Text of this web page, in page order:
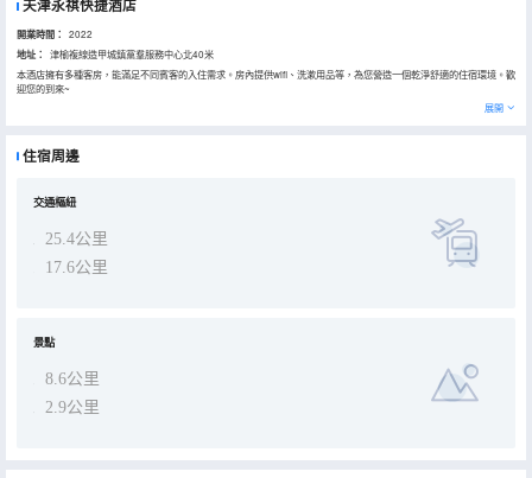
天津永祺快捷酒店
開業時間： 2022
地址：
津榆複線造甲城鎮黨羣服務中心北40米
本酒店擁有多種客房，能滿足不同賓客的入住需求。房內提供wifi、洗漱用品等，為您營造一個乾淨舒適的住宿環境。歡
迎您的到來~
展開
住宿周邊
交通樞紐
25.4公里
17.6公里
景點
8.6公里
2.9公里